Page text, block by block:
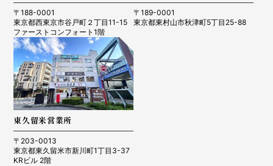
〒188-0001
東京都西東京市谷戸町２丁目11-15
ファーストコンフォート1階
〒189-0001
東京都東村山市秋津町5丁目25-88
東久留米営業所
〒203-0013
東京都東久留米市新川町1丁目3-37
KRビル 2階